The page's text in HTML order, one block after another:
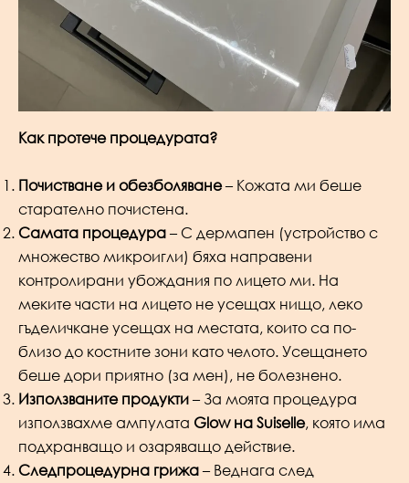
Как протече процедурата?
Почистване и обезболяване– Кожата ми беше
старателно почистена.
Самата процедура– С дермапен (устройство с
множество микроигли) бяха направени
контролирани убождания по лицето ми. На
меките части на лицето не усещах нищо, леко
гъделичкане усещах на местата, които са по-
близо до костните зони като челото. Усещането
беше дори приятно (за мен), не болезнено.
Използваните продукти– За моята процедура
използвахме ампулата Glow на Suiselle, която има
подхранващо и озаряващо действие.
Следпроцедурна грижа– Веднага след